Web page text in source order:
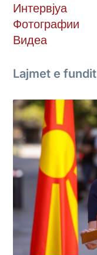
Интервјуа
Фотографии
Видеа
Lajmet e fundit